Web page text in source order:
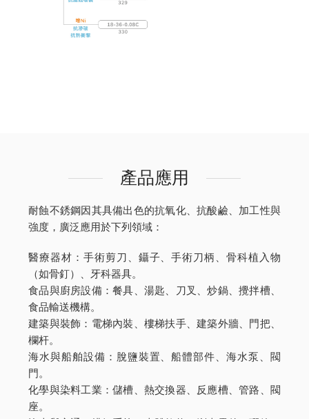
產品應用
耐蝕不銹鋼因其具備出色的抗氧化、抗酸鹼、加工性與
強度，廣泛應用於下列領域：
醫療器材：手術剪刀、鑷子、手術刀柄、骨科植入物
（如骨釘）、牙科器具。
食品與廚房設備：餐具、湯匙、刀叉、炒鍋、攪拌槽、
食品輸送機構。
建築與裝飾：電梯內裝、樓梯扶手、建築外牆、門把、
欄杆。
海水與船舶設備：脫鹽裝置、船體部件、海水泵、閥
門。
化學與染料工業：儲槽、熱交換器、反應槽、管路、閥
座。